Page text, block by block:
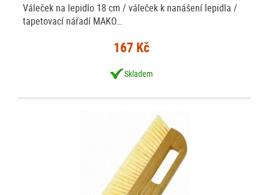
Váleček na lepidlo 18 cm / váleček k nanášení lepidla /
tapetovací nářadí MAKO…
167 Kč
Skladem